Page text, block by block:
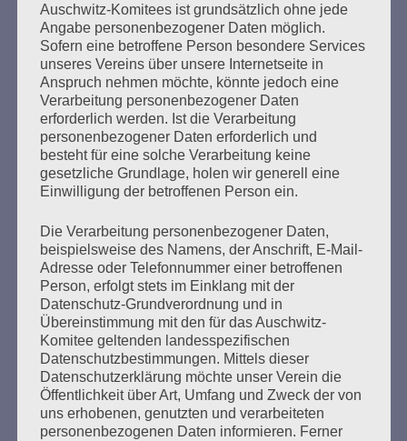
Erstellt am19. Oktober 2020
Die Botschaft der Überlebenden, rechte
Bedrohungsallianzen und Antisemitismus heute GEGEN
DAS VERGESSEN: Veranstaltung des Auschwitz-
Komitees zur Pogromnacht 1938 Aufzeichnung unserer
Online-Veranstaltung vom 5. November. Wir hörten die
Botschaft von Überlebenden der Konzentrationslager,
von dem Auftrag, den sie von ihren Müttern und Vätern,
ihren Familien und Leidensgenoss*innen erhielten: zu
Auschwitz-Komitees ist grundsätzlich ohne jede
Angabe personenbezogener Daten möglich.
Sofern eine betroffene Person besondere Services
unseres Vereins über unsere Internetseite in
Anspruch nehmen möchte, könnte jedoch eine
Verarbeitung personenbezogener Daten
erforderlich werden. Ist die Verarbeitung
personenbezogener Daten erforderlich und
besteht für eine solche Verarbeitung keine
gesetzliche Grundlage, holen wir generell eine
Einwilligung der betroffenen Person ein.
Die Verarbeitung personenbezogener Daten,
beispielsweise des Namens, der Anschrift, E-Mail-
Adresse oder Telefonnummer einer betroffenen
Person, erfolgt stets im Einklang mit der
Datenschutz-Grundverordnung und in
Übereinstimmung mit den für das Auschwitz-
Komitee geltenden landesspezifischen
Datenschutzbestimmungen. Mittels dieser
Datenschutzerklärung möchte unser Verein die
Öffentlichkeit über Art, Umfang und Zweck der von
uns erhobenen, genutzten und verarbeiteten
personenbezogenen Daten informieren. Ferner